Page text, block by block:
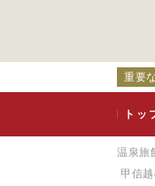
重要
トッ
温泉旅
甲信